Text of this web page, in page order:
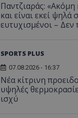
Παντζιαράς: «Ακόμη
και είναι εκεί
ευτυχισμένοι – Δεν
SPORTS PLUS
07.08.2026 - 16:37
Νέα κίτρινη
υψηλές
ισχύ